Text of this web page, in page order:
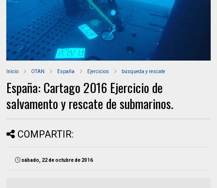
Inicio OTAN España Ejercicios búsqueda y rescate
España: Cartago 2016 Ejercicio de
salvamento y rescate de submarinos.
COMPARTIR:
sábado, 22 de octubre de 2016